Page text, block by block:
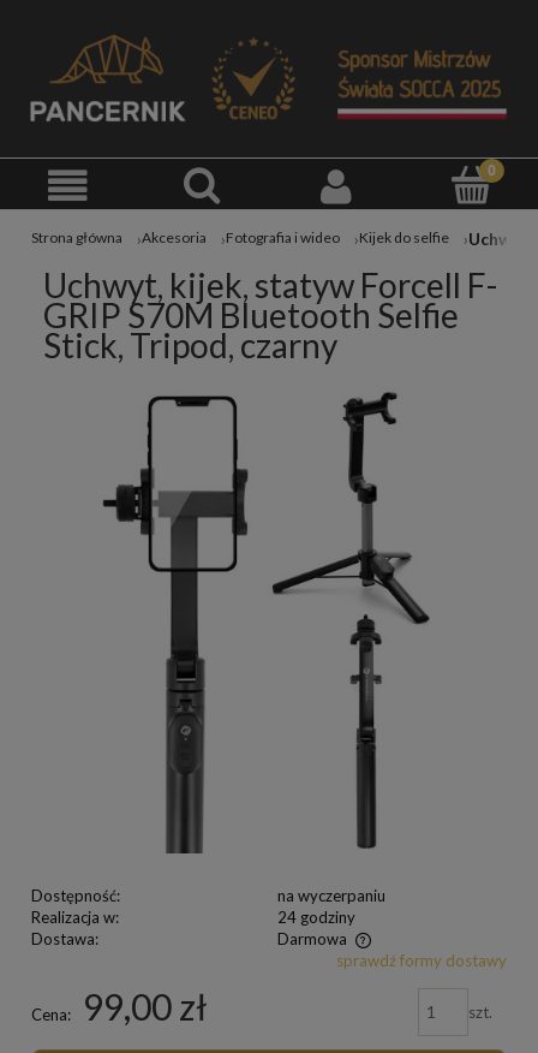
Strona główna Akcesoria Fotografia i wideo Kijek do selfie
Uchwyt, kijek, statyw Forcell F-
GRIP S70M Bluetooth Selfie
Stick, Tripod, czarny
Dostępność:
na wyczerpaniu
Realizacja w:
24 godziny
Dostawa:
Darmowa
sprawdź formy dostawy
Cena: 99,00 zł szt.